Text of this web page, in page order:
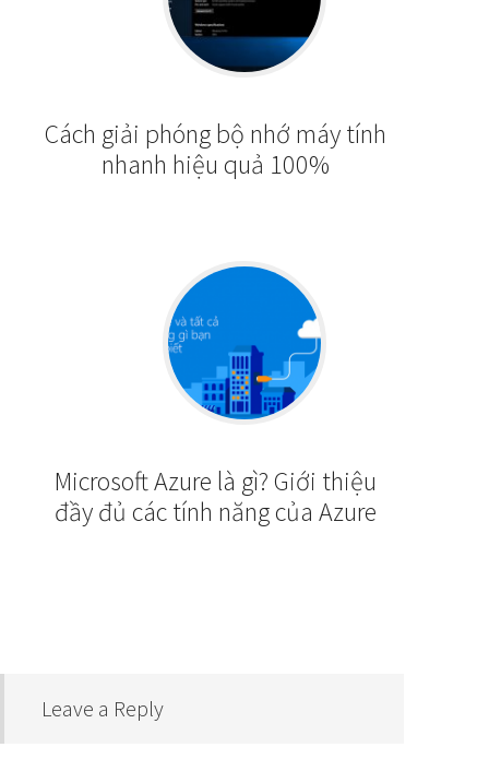
Cách giải phóng bộ nhớ máy tính
nhanh hiệu quả 100%
Microsoft Azure là gì? Giới thiệu
đầy đủ các tính năng của Azure
Leave a Reply